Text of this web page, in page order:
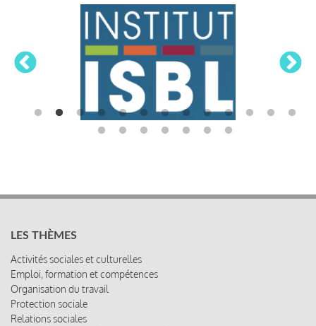
LES THÈMES
Activités sociales et culturelles
Emploi, formation et compétences
Organisation du travail
Protection sociale
Relations sociales